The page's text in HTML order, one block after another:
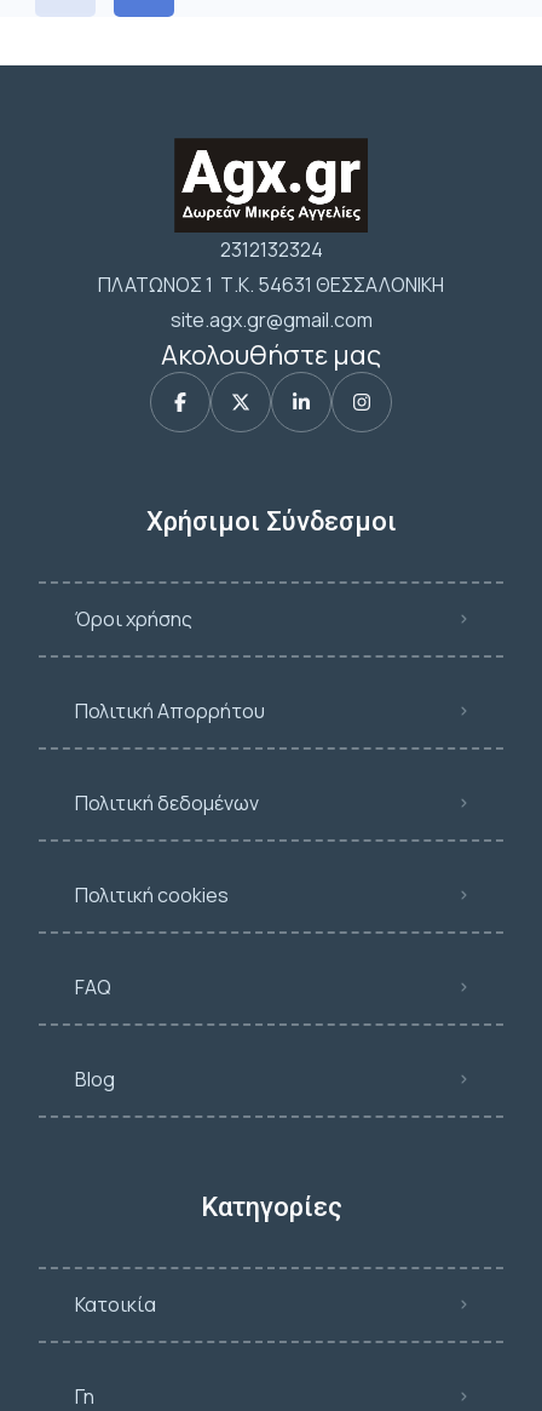
2312132324
ΠΛΑΤΩΝΟΣ 1 Τ.Κ. 54631 ΘΕΣΣΑΛΟΝΙΚΗ
site.agx.gr@gmail.com
Ακολουθήστε μας
Χρήσιμοι Σύνδεσμοι
Όροι χρήσης
Πολιτική Απορρήτου
Πολιτική δεδομένων
Πολιτική cookies
FAQ
Blog
Κατηγορίες
Κατοικία
Γη